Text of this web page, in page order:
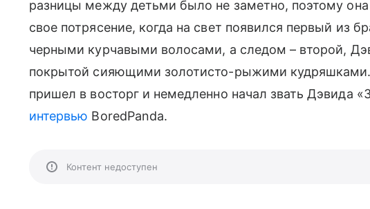
разницы между детьми было не заметно, поэтому
свое потрясение, когда на свет появился первый из
черными курчавыми волосами, а следом – второй,
покрытой сияющими золотисто-рыжими
пришел в восторг и немедленно начал звать Дэвида
интервью BoredPanda.
Контент недоступен